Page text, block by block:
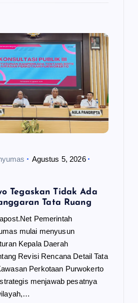
Agustus 5, 2026
Tegaskan Tidak Ada
Tata Ruang
Pemerintah
mulai menyusun
Kepala Daerah
Revisi Rencana Detail Tata
Perkotaan Purwokerto
menjawab pesatnya